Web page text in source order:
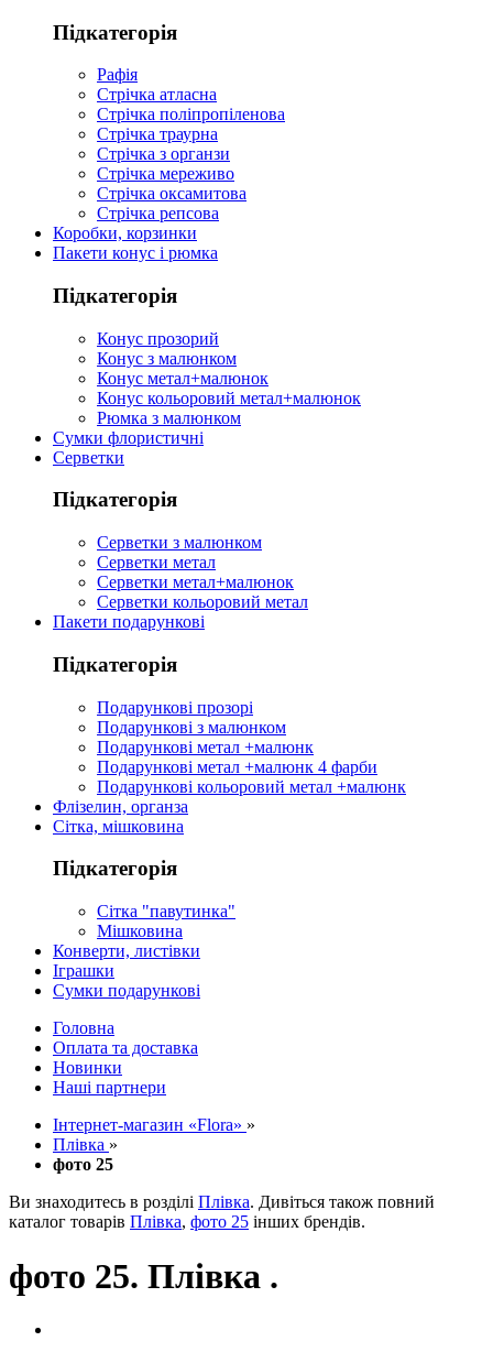
Підкатегорія
Рафія
Стрічка атласна
Стрічка поліпропіленова
Стрічка траурна
Стрічка з органзи
Стрічка мереживо
Стрічка оксамитова
Стрічка репсова
Коробки, корзинки
Пакети конус і рюмка
Підкатегорія
Конус прозорий
Конус з малюнком
Конус метал+малюнок
Конус кольоровий метал+малюнок
Рюмка з малюнком
Сумки флористичні
Серветки
Підкатегорія
Серветки з малюнком
Серветки метал
Серветки метал+малюнок
Серветки кольоровий метал
Пакети подарункові
Підкатегорія
Подарункові прозорі
Подарункові з малюнком
Подарункові метал +малюнк
Подарункові метал +малюнк 4 фарби
Подарункові кольоровий метал +малюнк
Флізелин, органза
Сітка, мішковина
Підкатегорія
Сітка "павутинка"
Мішковина
Конверти, листівки
Іграшки
Сумки подарункові
Головна
Оплата та доставка
Новинки
Наші партнери
Інтернет-магазин «Flora» »
Плівка »
фото 25
Ви знаходитесь в розділі Плівка. Дивіться також повний
каталог товарів Плівка, фото 25 інших брендів.
фото 25. Плівка .